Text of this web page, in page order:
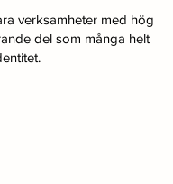
verksamheter med hög
del som många helt